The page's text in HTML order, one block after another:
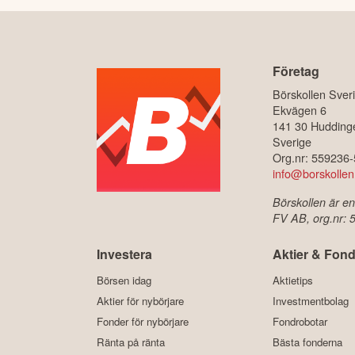
Företag
Börskollen
Ekvägen 6
141 30
Sverige
Org.nr: 559236-
Börskollen är
FV AB, org.nr:
Investera
Börsen idag
Aktier för nybörjare
Fonder för nybörjare
Ränta på ränta
Aktier &
Aktietips
Investmentbolag
Fondrobotar
Bästa fonderna